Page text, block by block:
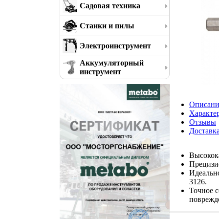
Садовая техника
Станки и пилы
Электроинструмент
Аккумуляторный
инструмент
Отзывы
3126.
Точное